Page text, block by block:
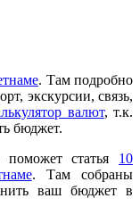
. Там подробно
экскурсии, связь,
валют, т.к.
бюджет.
статья 10
. Там собраны
ваш бюджет в